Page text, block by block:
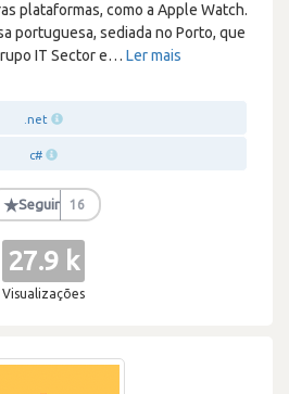
plataformas, como a Apple Watch.
portuguesa, sediada no Porto, que
IT Sector e… Ler mais
.net
c#
★Seguir 16
27.9 k
Visualizações